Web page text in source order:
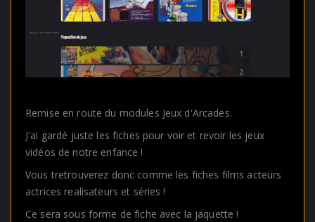
Remise en route du modules Jeux d'Arcades.
J'ai gardé juste les fiches pour voir et revoir les jeux
vidéos de notre enfance !
Vous tretrouverez donc comme les fiches films acteurs
actrices realisateurs et séries !
Ce sera sous forme de fiche avec la jaquette !